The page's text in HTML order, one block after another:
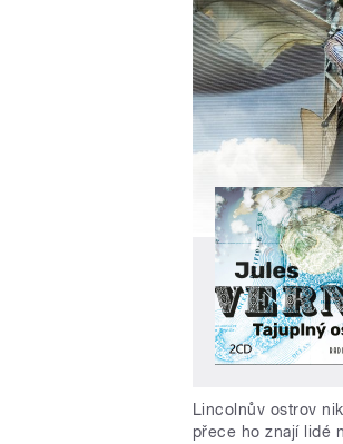
Lincolnův ostrov
přece ho znají lidé